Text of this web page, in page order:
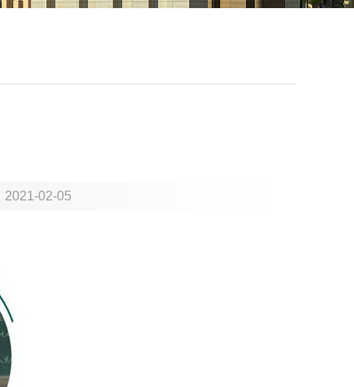
2021-02-05